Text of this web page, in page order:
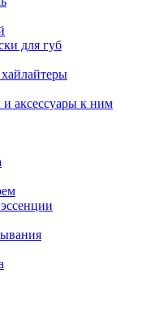
для губ
аксессуары к ним